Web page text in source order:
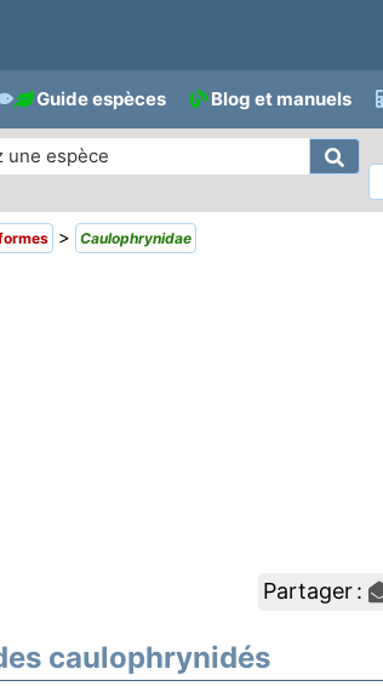
Guide espèces Blog et manuels
> Caulophrynidae
Partager :
caulophrynidés